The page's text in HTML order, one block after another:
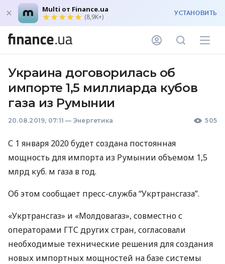
Multi от Finance.ua
(8,9K+) УСТАНОВИТЬ
Украина договорилась об
импорте 1,5 миллиарда кубов
газа из Румынии
20.08.2019, 07:11 — Энергетика 505
С 1 января 2020 будет создана постоянная
мощность для импорта из Румынии объемом 1,5
млрд куб. м газа в год.
Об этом сообщает пресс-служба “Укртрансгаза”.
«Укртрансгаз» и «Молдовагаз», совместно с
операторами ГТСдругих стран, согласовали
необходимые технические решения для создания
новых импортных мощностей на базе системы